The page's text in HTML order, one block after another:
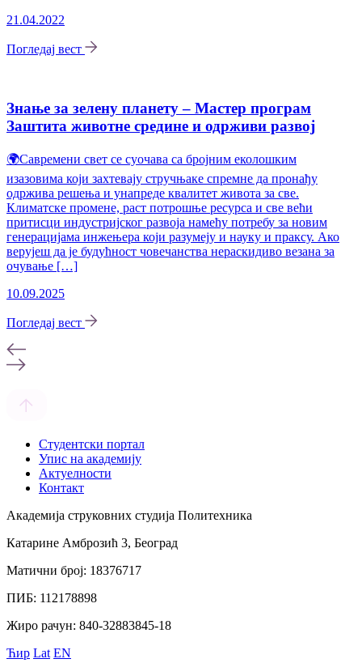
21.04.2022
Погледај вест
Знање за зелену планету – Мастер програм
Заштита животне средине и одрживи развој
🌍Савремени свет се суочава са бројним еколошким
изазовима који захтевају стручњаке спремне да пронађу
одржива решења и унапреде квалитет живота за све.
Климатске промене, раст потрошње ресурса и све већи
притисци индустријског развоја намећу потребу за новим
генерацијама инжењера који разумеју и науку и праксу. Ако
верујеш да је будућност човечанства нераскидиво везана за
очување […]
10.09.2025
Погледај вест
Студентски портал
Упис на академију
Актуелности
Контакт
Академија струковних студија Политехника
Катарине Амброзић 3, Београд
Матични број: 18376717
ПИБ: 112178898
Жиро рачун: 840-32883845-18
Ћир Lat EN